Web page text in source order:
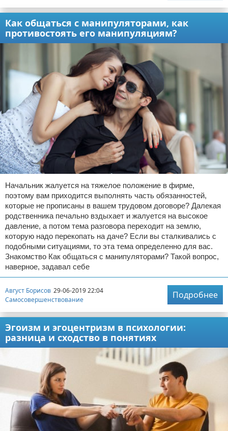
Как общаться с манипуляторами, как
противостоять его манипуляциям?
Начальник жалуется на тяжелое положение в фирме,
поэтому вам приходится выполнять часть обязанностей,
которые не прописаны в вашем трудовом договоре? Далекая
родственника печально вздыхает и жалуется на высокое
давление, а потом тема разговора переходит на землю,
которую надо перекопать на даче? Если вы сталкивались с
подобными ситуациями, то эта тема определенно для вас.
Знакомство Как общаться с манипуляторами? Такой вопрос,
наверное, задавал себе
Август Борисов 29-06-2019 22:04
Самосовершенствование
Подробнее
Эгоизм и эгоцентризм в психологии:
разница и сходство в понятиях